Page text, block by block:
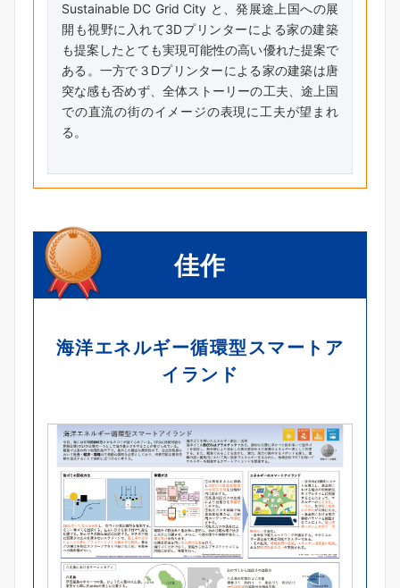
Sustainable DC Grid City と、発展途上国への展
開も視野に入れて3Dプリンターによる家の建築
も提案したとても実現可能性の高い優れた提案で
ある。一方で３Dプリンターによる家の建築は唐
突な感も否めず、全体ストーリーの工夫、途上国
での直流の街のイメージの表現に工夫が望まれ
る。
佳作
海洋エネルギー循環型スマートア
イランド